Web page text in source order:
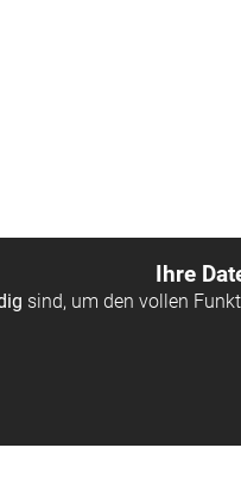
Ihre
sind, um den vollen